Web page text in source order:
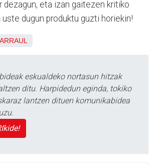
dezagun, eta izan gaitezen kritiko
dugun produktu guzti horiekin!
eskualdeko nortasun hitzak
ditu. Harpidedun eginda, tokiko
lantzen dituen komunikabidea